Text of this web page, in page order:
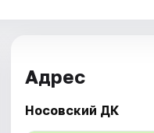
Адрес
Носовский ДК